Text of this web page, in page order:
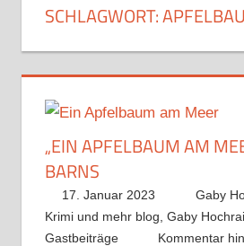
SCHLAGWORT:
„EIN APFELBAUM AM
BARNS
17. Januar 2023 Gaby
Krimi und mehr blog Gaby
Gastbeiträge
Kommentar